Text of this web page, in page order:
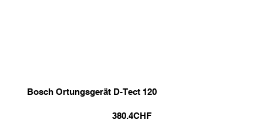
Bosch Ortungsgerät D-Tect 120
380.4CHF